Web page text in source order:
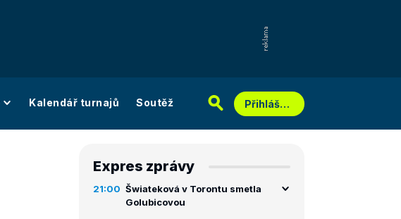
Kalendář turnajů Soutěž Přihlášení
Expres zprávy
21:00 Šwiateková v Torontu smetla
Golubicovou